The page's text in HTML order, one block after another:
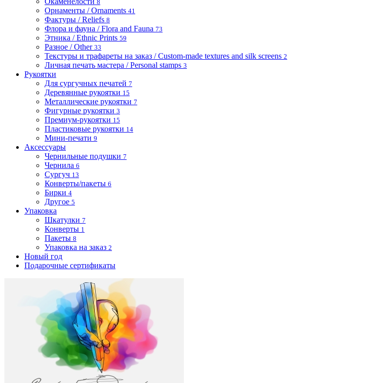
8
Орнаменты / Ornaments 41
Фактуры / Reliefs 8
Флора и фауна / Flora and Fauna 73
Этника / Ethnic Prints 59
Разное / Other 33
Текстуры и трафареты на заказ / Custom-made textures and silk screens 2
Личная печать мастера / Personal stamps 3
Рукоятки
Для сургучных печатей 7
Деревянные рукоятки 15
Металлические рукоятки 7
Фигурные рукоятки 3
Премиум-рукоятки 15
Пластиковые рукоятки 14
Мини-печати 9
Аксессуары
Чернильные подушки 7
Чернила 6
Сургуч 13
Конверты/пакеты 6
Бирки 4
Другое 5
Упаковка
Шкатулки 7
Конверты 1
Пакеты 8
Упаковка на заказ 2
Новый год
Подарочные сертификаты